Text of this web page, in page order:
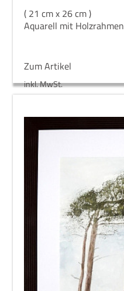
( 21 cm x 26 cm )
Aquarell mit Holzrahmen
Zum Artikel
inkl. MwSt.